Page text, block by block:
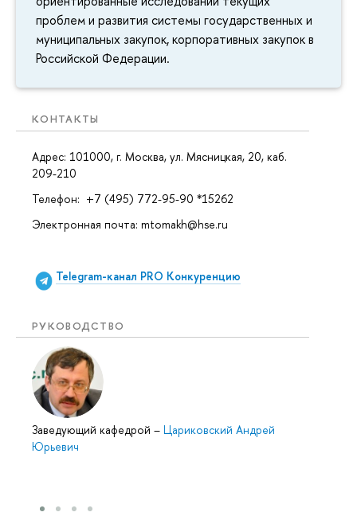
проблем и развития системы государственных и
муниципальных закупок, корпоративных закупок в
Российской Федерации.
КОНТАКТЫ
Адрес: 101000, г. Москва, ул. Мясницкая, 20, каб.
209-210
Телефон: +7 (495) 772-95-90 *15262
Электронная почта: mtomakh@hse.ru
Telegram-канал PRO Конкуренцию
РУКОВОДСТВО
Заведующий кафедрой – Цариковский Андрей
Юрьевич